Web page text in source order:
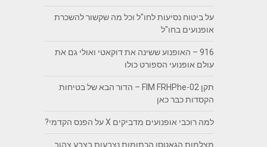
על ביטוח נסיעות לחו"ל וכל מה שקשור להשכרת
אופנועים בחו"ל
916 – האופנוע ששינה את דוקאטי ואולי גם את
עולם אופנועי הספורט כולו
תקן FIM FRHPhe-02 – הדור הבא של בטיחות
הקסדות כבר כאן
למה רוכבי אופנועים מדביקים X על הפנס הקדמי?
מצלמות הגאטסו הכתומות נצבעות בצבע צהוב